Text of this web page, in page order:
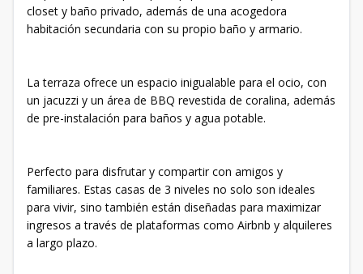
closet y baño privado, además de una acogedora
habitación secundaria con su propio baño y armario.
La terraza ofrece un espacio inigualable para el ocio, con
un jacuzzi y un área de BBQ revestida de coralina, además
de pre-instalación para baños y agua potable.
Perfecto para disfrutar y compartir con amigos y
familiares. Estas casas de 3 niveles no solo son ideales
para vivir, sino también están diseñadas para maximizar
ingresos a través de plataformas como Airbnb y alquileres
a largo plazo.